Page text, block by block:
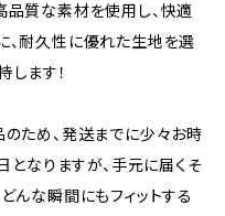
品質な素材を使用し、快適
、耐久性に優れた生地を選
ます！
のため、発送までに少々お時
となりますが、手元に届くそ
んな瞬間にもフィットする